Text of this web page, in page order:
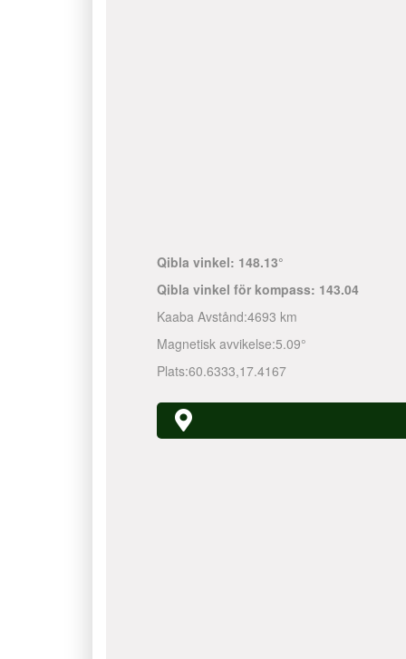
Qibla vinkel: 148.13°
Qibla vinkel för kompass: 143.04
Kaaba Avstånd:4693 km
Magnetisk avvikelse:5.09°
Plats:60.6333,17.4167